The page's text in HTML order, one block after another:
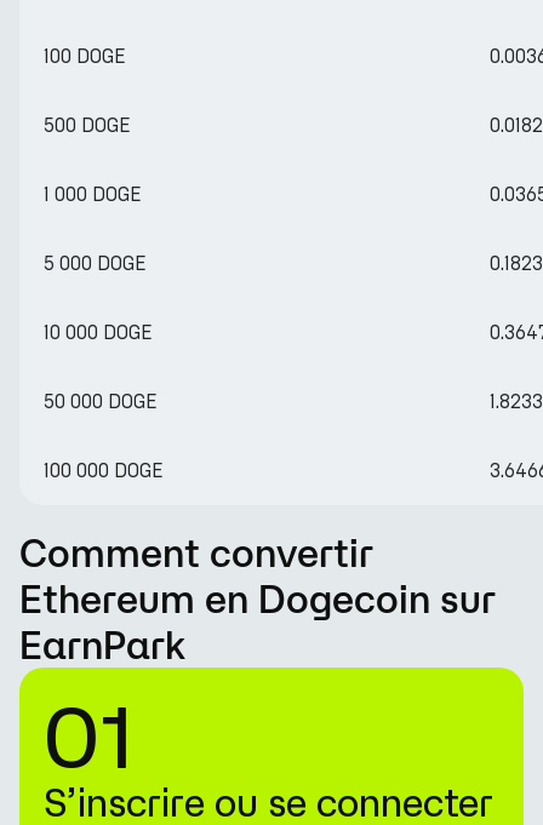
100 DOGE
500 DOGE
1 000 DOGE
5 000 DOGE
10 000 DOGE
50 000 DOGE
100 000 DOGE
Comment convertir
Ethereum en Dogecoin sur
EarnPark
01
S’inscrire ou se connecter